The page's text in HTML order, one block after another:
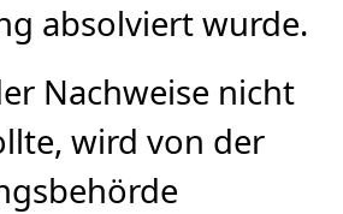
absolviert wurde.
Nachweise nicht
wird von der